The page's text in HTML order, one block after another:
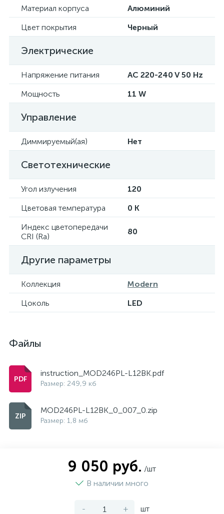
Материал корпуса
Алюминий
Цвет покрытия
Черный
Электрические
Напряжение питания
AC 220-240 V 50 Hz
Мощность
11 W
Управление
Диммируемый(ая) Нет
Светотехнические
Угол излучения
120
Цветовая температура
0 K
Индекс цветопередачи
CRI (Ra)
80
Другие параметры
Коллекция
Modern
Цоколь
LED
Файлы
instruction_MOD246PL-L12BK.pdf
Размер: 249,9 кб
MOD246PL-L12BK_0_007_0.zip
Размер: 1,8 мб
9 050 руб. /шт
В наличии много
- + шт